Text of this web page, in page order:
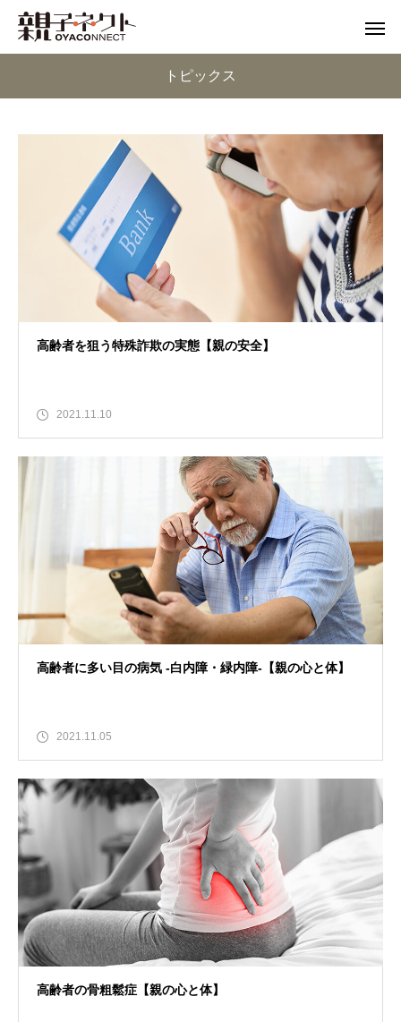
トピックス
高齢者を狙う特殊詐欺の実態【親の安全】
2021.11.10
高齢者に多い目の病気 -白内障・緑内障-【親の心と体】
2021.11.05
高齢者の骨粗鬆症【親の心と体】